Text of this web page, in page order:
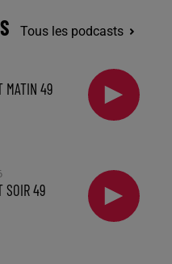
Tous les podcasts
MATIN 49
SOIR 49